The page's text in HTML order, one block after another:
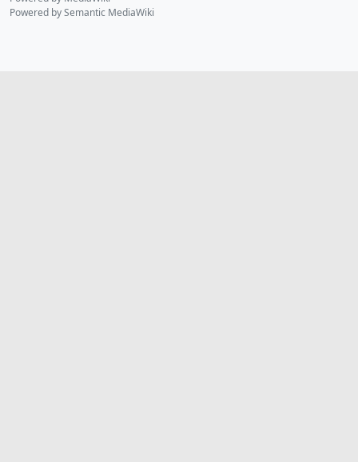
Powered by Semantic MediaWiki